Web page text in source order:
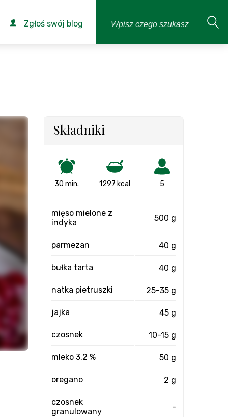
Zgłoś swój blog
Składniki
30 min. 1297 kcal 5
mięso mielone z
indyka
500 g
parmezan 40 g
bułka tarta 40 g
natka pietruszki 25-35 g
jajka 45 g
czosnek 10-15 g
mleko 3,2 % 50 g
oregano 2 g
czosnek
granulowany
-